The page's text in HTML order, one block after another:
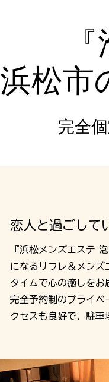
浜松市
完全
恋人と過ごして
『浜松メンズエステ
になるリフレ＆メン
タイムで心の癒しをお
完全予約制のプライベ
クセスも良好で、駐車